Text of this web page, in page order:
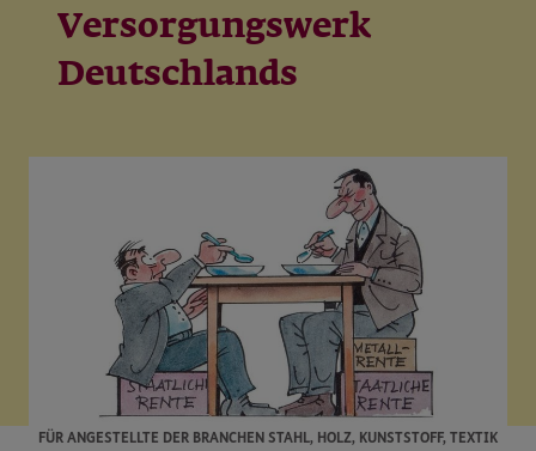
Versorgungswerk
Deutschlands
FÜR ANGESTELLTE DER BRANCHEN STAHL, HOLZ, KUNSTSTOFF, TEXTIK